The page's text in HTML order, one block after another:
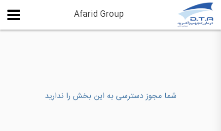
Afarid Group
شما مجوز دسترسی به این بخش را ندارید